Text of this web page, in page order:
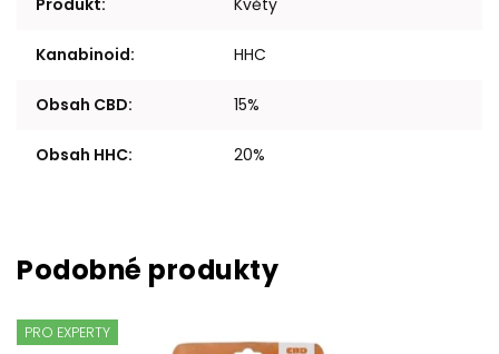
Produkt: Květy
Kanabinoid: HHC
Obsah CBD: 15%
Obsah HHC: 20%
PRO EXPERTY